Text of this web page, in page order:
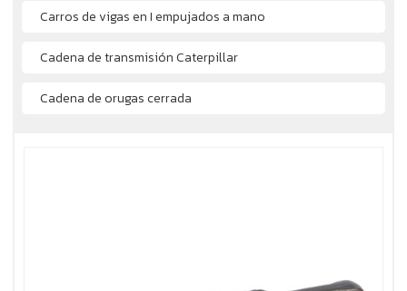
Carros de vigas en I empujados a mano
Cadena de transmisión Caterpillar
Cadena de orugas cerrada